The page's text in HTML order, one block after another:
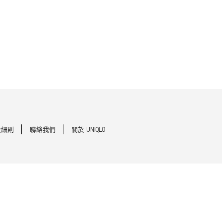
則 聯絡我們 關於 UNIQLO